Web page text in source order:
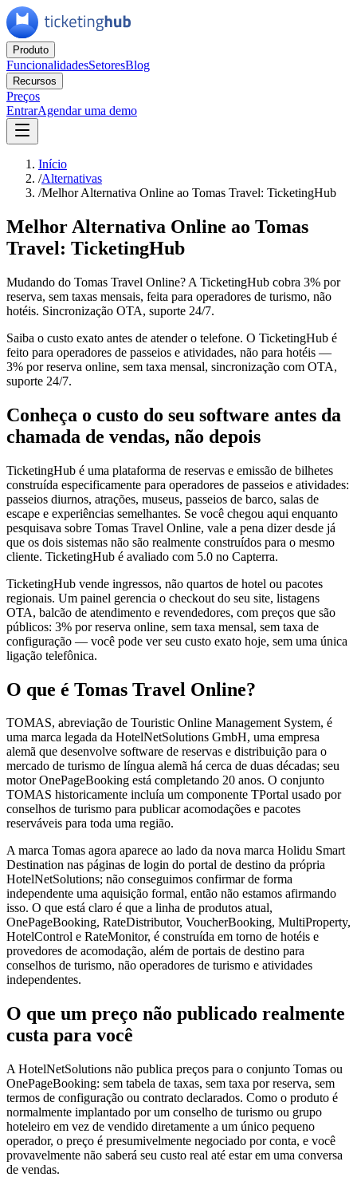
Produto
FuncionalidadesSetoresBlog
Recursos
Preços
EntrarAgendar uma demo
Início
/Alternativas
/Melhor Alternativa Online ao Tomas Travel: TicketingHub
Melhor Alternativa Online ao Tomas
Travel: TicketingHub
Mudando do Tomas Travel Online? A TicketingHub cobra 3% por
reserva, sem taxas mensais, feita para operadores de turismo, não
hotéis. Sincronização OTA, suporte 24/7.
Saiba o custo exato antes de atender o telefone. O TicketingHub é
feito para operadores de passeios e atividades, não para hotéis —
3% por reserva online, sem taxa mensal, sincronização com OTA,
suporte 24/7.
Conheça o custo do seu software antes da
chamada de vendas, não depois
TicketingHub é uma plataforma de reservas e emissão de bilhetes
construída especificamente para operadores de passeios e atividades:
passeios diurnos, atrações, museus, passeios de barco, salas de
escape e experiências semelhantes. Se você chegou aqui enquanto
pesquisava sobre Tomas Travel Online, vale a pena dizer desde já
que os dois sistemas não são realmente construídos para o mesmo
cliente. TicketingHub é avaliado com 5.0 no Capterra.
TicketingHub vende ingressos, não quartos de hotel ou pacotes
regionais. Um painel gerencia o checkout do seu site, listagens
OTA, balcão de atendimento e revendedores, com preços que são
públicos: 3% por reserva online, sem taxa mensal, sem taxa de
configuração — você pode ver seu custo exato hoje, sem uma única
ligação telefônica.
O que é Tomas Travel Online?
TOMAS, abreviação de Touristic Online Management System, é
uma marca legada da HotelNetSolutions GmbH, uma empresa
alemã que desenvolve software de reservas e distribuição para o
mercado de turismo de língua alemã há cerca de duas décadas; seu
motor OnePageBooking está completando 20 anos. O conjunto
TOMAS historicamente incluía um componente TPortal usado por
conselhos de turismo para publicar acomodações e pacotes
reserváveis para toda uma região.
A marca Tomas agora aparece ao lado da nova marca Holidu Smart
Destination nas páginas de login do portal de destino da própria
HotelNetSolutions; não conseguimos confirmar de forma
independente uma aquisição formal, então não estamos afirmando
isso. O que está claro é que a linha de produtos atual,
OnePageBooking, RateDistributor, VoucherBooking, MultiProperty,
HotelControl e RateMonitor, é construída em torno de hotéis e
provedores de acomodação, além de portais de destino para
conselhos de turismo, não operadores de turismo e atividades
independentes.
O que um preço não publicado realmente
custa para você
A HotelNetSolutions não publica preços para o conjunto Tomas ou
OnePageBooking: sem tabela de taxas, sem taxa por reserva, sem
termos de configuração ou contrato declarados. Como o produto é
normalmente implantado por um conselho de turismo ou grupo
hoteleiro em vez de vendido diretamente a um único pequeno
operador, o preço é presumivelmente negociado por conta, e você
provavelmente não saberá seu custo real até estar em uma conversa
de vendas.